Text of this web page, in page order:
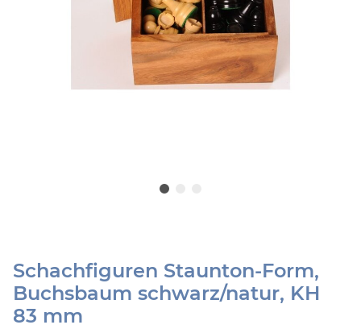
Schachfiguren Staunton-Form,
Buchsbaum schwarz/natur, KH
83 mm